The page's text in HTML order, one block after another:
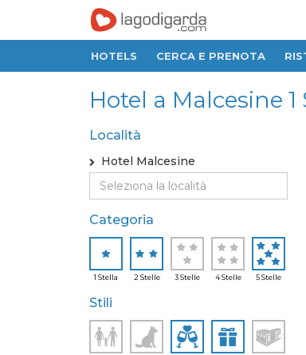
HOTELS CERCA E PRENOTA
Hotel a Malcesine 1
Località
Hotel Malcesine
Categoria
1 Stella 2 Stelle 3 Stelle 4 Stelle 5 Stelle
Stili